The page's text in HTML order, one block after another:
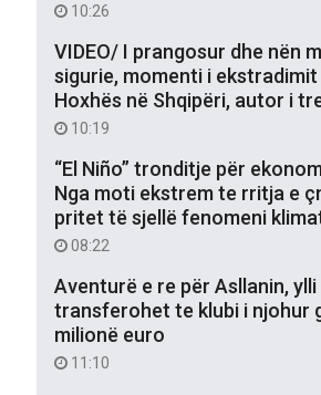
10:26
VIDEO/ I prangosur dhe nën
sigurie, momenti i
Hoxhës në Shqipëri, autor i
10:19
“El Niño” tronditje për
Nga moti ekstrem te rritja e
pritet të sjellë fenomeni
08:22
Aventurë e re për Asllanin,
transferohet te klubi i njohur
milionë euro
11:10